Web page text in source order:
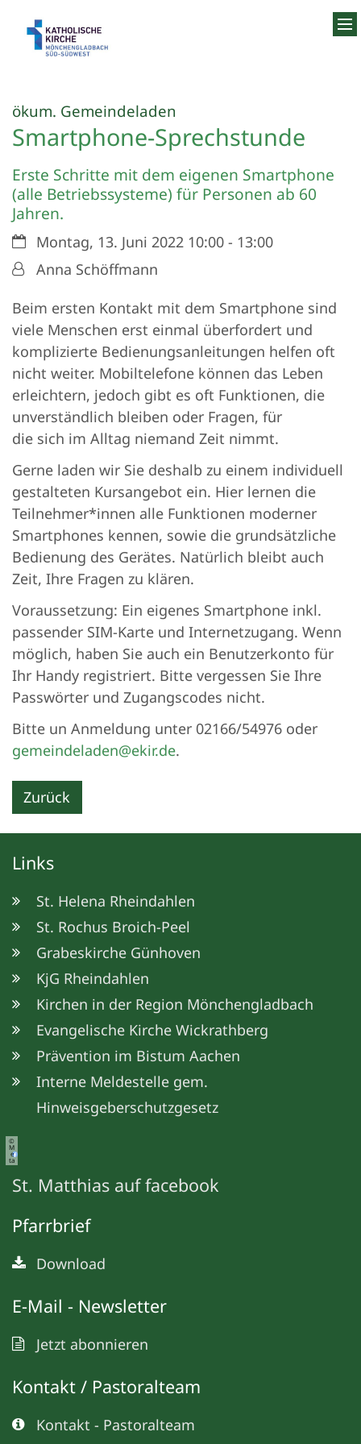
ökum. Gemeindeladen
Smartphone-Sprechstunde
Erste Schritte mit dem eigenen Smartphone
(alle Betriebssysteme) für Personen ab 60
Jahren.
Datum:Montag, 13. Juni 2022 10:00 - 13:00
Von:Anna Schöffmann
Beim ersten Kontakt mit dem Smartphone sind
viele Menschen erst einmal überfordert und
komplizierte Bedienungsanleitungen helfen oft
nicht weiter. Mobiltelefone können das Leben
erleichtern, jedoch gibt es oft Funktionen, die
unverständlich bleiben oder Fragen, für
die sich im Alltag niemand Zeit nimmt.
Gerne laden wir Sie deshalb zu einem individuell
gestalteten Kursangebot ein. Hier lernen die
Teilnehmer*innen alle Funktionen moderner
Smartphones kennen, sowie die grundsätzliche
Bedienung des Gerätes. Natürlich bleibt auch
Zeit, Ihre Fragen zu klären.
Voraussetzung: Ein eigenes Smartphone inkl.
passender SIM-Karte und Internetzugang. Wenn
möglich, haben Sie auch ein Benutzerkonto für
Ihr Handy registriert. Bitte vergessen Sie Ihre
Passwörter und Zugangscodes nicht.
Bitte un Anmeldung unter 02166/54976 oder
gemeindeladen@ekir.de.
Zurück
Links
St. Helena Rheindahlen
St. Rochus Broich-Peel
Grabeskirche Günhoven
KjG Rheindahlen
Kirchen in der Region Mönchengladbach
Evangelische Kirche Wickrathberg
Prävention im Bistum Aachen
Interne Meldestelle gem.
Hinweisgeberschutzgesetz
©
M
e
ta
St. Matthias auf facebook
Pfarrbrief
Download
E-Mail - Newsletter
Jetzt abonnieren
Kontakt / Pastoralteam
Kontakt - Pastoralteam